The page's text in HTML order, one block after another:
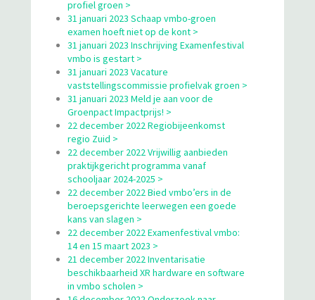
profiel groen >
31 januari 2023 Schaap vmbo-groen
examen hoeft niet op de kont >
31 januari 2023 Inschrijving Examenfestival
vmbo is gestart >
31 januari 2023 Vacature
vaststellingscommissie profielvak groen >
31 januari 2023 Meld je aan voor de
Groenpact Impactprijs! >
22 december 2022 Regiobijeenkomst
regio Zuid >
22 december 2022 Vrijwillig aanbieden
praktijkgericht programma vanaf
schooljaar 2024-2025 >
22 december 2022 Bied vmbo’ers in de
beroepsgerichte leerwegen een goede
kans van slagen >
22 december 2022 Examenfestival vmbo:
14 en 15 maart 2023 >
21 december 2022 Inventarisatie
beschikbaarheid XR hardware en software
in vmbo scholen >